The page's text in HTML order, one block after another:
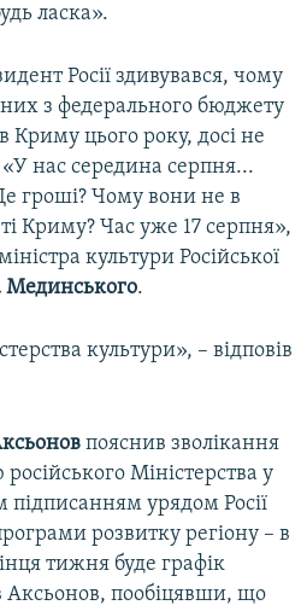
ласка».
Росії здивувався, чому
з федерального бюджету
Криму цього року, досі не
нас середина серпня...
гроші? Чому вони не в
Криму? Час уже 17 серпня»,
культури Російської
.
культури», – відповів
пояснив зволікання
Міністерства у
підписанням урядом Росії
розвитку регіону – в
тижня буде графік
Аксьонов, пообіцявши, що